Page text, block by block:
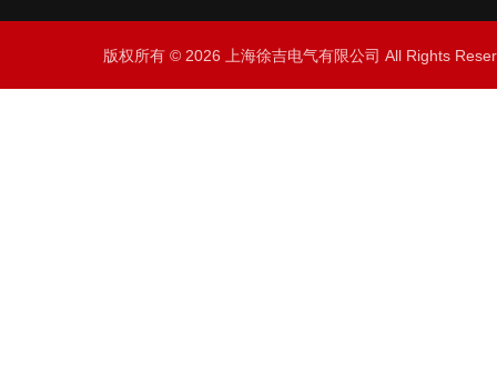
版权所有 © 2026 上海徐吉电气有限公司 All Rights